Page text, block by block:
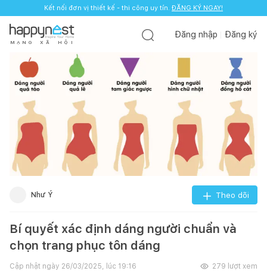
Kết nối đơn vị thiết kế - thi công uy tín. ĐĂNG KÝ NGAY!
M Ạ N G X Ã H Ộ I
Đăng nhập Đăng ký
Như Ý Theo dõi
Bí quyết xác định dáng người chuẩn và
chọn trang phục tôn dáng
Cập nhật ngày 26/03/2025, lúc 19:16 279 lượt xem